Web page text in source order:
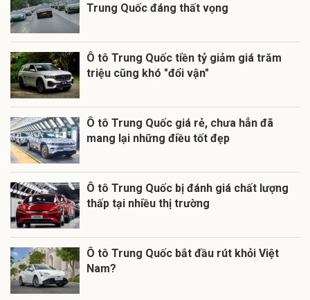
Trung Quốc đáng thất vọng
Ô tô Trung Quốc tiền tỷ giảm giá trăm
triệu cũng khó "đổi vận"
Ô tô Trung Quốc giá rẻ, chưa hẳn đã
mang lại những điều tốt đẹp
Ô tô Trung Quốc bị đánh giá chất lượng
thấp tại nhiều thị trường
Ô tô Trung Quốc bắt đầu rút khỏi Việt
Nam?